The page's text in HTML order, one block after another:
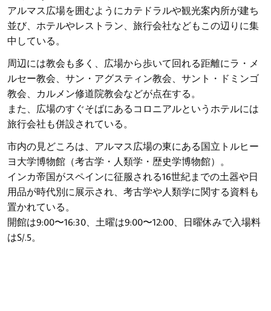
アルマス広場を囲むようにカテドラルや観光案内所が建ち
並び、ホテルやレストラン、旅行会社などもこの辺りに集
中している。
周辺には教会も多く、広場から歩いて回れる距離にラ・メ
ルセー教会、サン・アグスティン教会、サント・ドミンゴ
教会、カルメン修道院教会などが点在する。
また、広場のすぐそばにあるコロニアルというホテルには
旅行会社も併設されている。
市内の見どころは、アルマス広場の東にある国立トルヒー
ヨ大学博物館（考古学・人類学・歴史学博物館）。
インカ帝国がスペインに征服される16世紀までの土器や日
用品が時代別に展示され、考古学や人類学に関する資料も
置かれている。
開館は9:00〜16:30、土曜は9:00〜12:00、日曜休みで入場料
はS/.5。